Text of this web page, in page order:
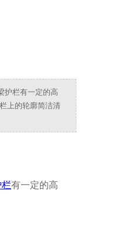
护栏有一定的高
上的轮廓简洁清
栏有一定的高